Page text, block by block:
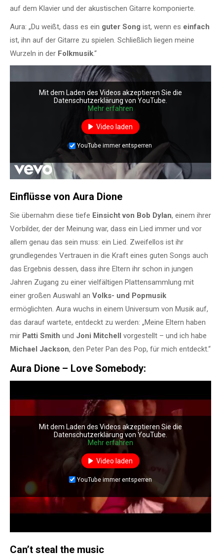
auf dem Klavier und der akustischen Gitarre komponierte.
Aura: „Du weißt, dass es ein guter Song ist, wenn es einfach
ist, ihn auf der Gitarre zu spielen. Schließlich liegen meine
Wurzeln in der Folkmusik.“
Mit dem Laden des Videos akzeptieren Sie die
Datenschutzerklärung von YouTube.
Mehr erfahren
Video laden
YouTube immer entsperren
Einflüsse von Aura Dione
Sie übernahm diese tiefe Einsicht von Bob Dylan, einem ihrer
Vorbilder, der der Meinung war, dass ein Lied immer und vor
allem genau das sein muss: ein Lied. Zweifellos ist ihr
grundlegendes Vertrauen in die Kraft eines guten Songs auch
das Ergebnis dessen, dass ihre Eltern ihr schon in jungen
Jahren Zugang zu einer vielfältigen Plattensammlung mit
einer großen Auswahl an Volks- und Popmusik
ermöglichten. Aura wuchs in einem Universum von Musik auf,
das darauf wartete, entdeckt zu werden: „Meine Eltern haben
mir Patti Smith und Joni Mitchell vorgestellt – und ich habe
Michael Jackson, den Peter Pan des Pop, für mich entdeckt.“
Aura Dione – Love Somebody:
Mit dem Laden des Videos akzeptieren Sie die
Datenschutzerklärung von YouTube.
Mehr erfahren
Video laden
YouTube immer entsperren
Can’t steal the music